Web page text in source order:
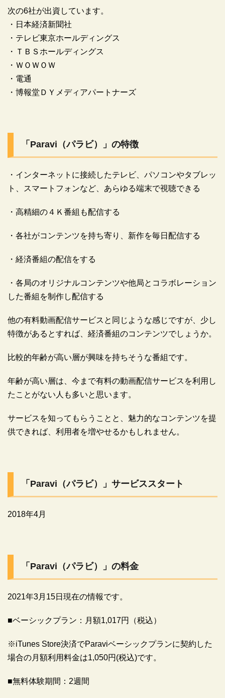
次の6社が出資しています。
・日本経済新聞社
・テレビ東京ホールディングス
・ＴＢＳホールディングス
・ＷＯＷＯＷ
・電通
・博報堂ＤＹメディアパートナーズ
「Paravi（パラビ）」の特徴
・インターネットに接続したテレビ、パソコンやタブレッ
ト、スマートフォンなど、あらゆる端末で視聴できる
・高精細の４Ｋ番組も配信する
・各社がコンテンツを持ち寄り、新作を毎日配信する
・経済番組の配信をする
・各局のオリジナルコンテンツや他局とコラボレーション
した番組を制作し配信する
他の有料動画配信サービスと同じような感じですが、少し
特徴があるとすれば、経済番組のコンテンツでしょうか。
比較的年齢が高い層が興味を持ちそうな番組です。
年齢が高い層は、今まで有料の動画配信サービスを利用し
たことがない人も多いと思います。
サービスを知ってもらうことと、魅力的なコンテンツを提
供できれば、利用者を増やせるかもしれません。
「Paravi（パラビ）」サービススタート
2018年4月
「Paravi（パラビ）」の料金
2021年3月15日現在の情報です。
■ベーシックプラン：月額1,017円（税込）
※iTunes Store決済でParaviベーシックプランに契約した
場合の月額利用料金は1,050円(税込)です。
■無料体験期間：2週間